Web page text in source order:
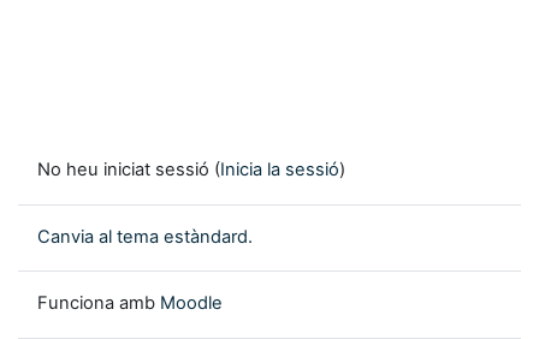
No heu iniciat sessió (Inicia la sessió)
Canvia al tema estàndard.
Funciona amb Moodle